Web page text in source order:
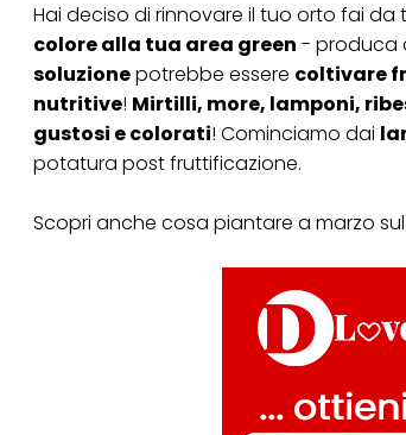
Hai deciso di rinnovare il tuo orto fai da
colore alla tua area green - produca
soluzionepotrebbe essere coltivare
nutritive! Mirtilli, more, lamponi,
gustosi e colorati! Cominciamo dai
potatura post fruttificazione.
Scopri anche cosa piantare a marzo